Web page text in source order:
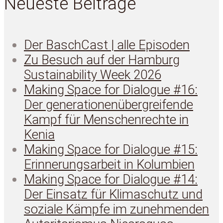
Der BaschCast | alle Episoden
Zu Besuch auf der Hamburg
Sustainability Week 2026
Making Space for Dialogue #16:
Der generationenübergreifende
Kampf für Menschenrechte in
Kenia
Making Space for Dialogue #15:
Erinnerungsarbeit in Kolumbien
Making Space for Dialogue #14:
Der Einsatz für Klimaschutz und
soziale Kämpfe im zunehmenden